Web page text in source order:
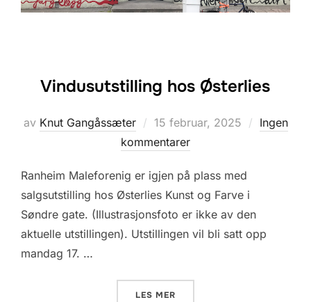
Vindusutstilling hos Østerlies
av Knut Gangåssæter
Posted
on
15 februar, 2025
Ingen
kommentarer
Ranheim Maleforenig er igjen på plass med
salgsutstilling hos Østerlies Kunst og Farve i
Søndre gate. (Illustrasjonsfoto er ikke av den
aktuelle utstillingen). Utstillingen vil bli satt opp
mandag 17. …
LES MER